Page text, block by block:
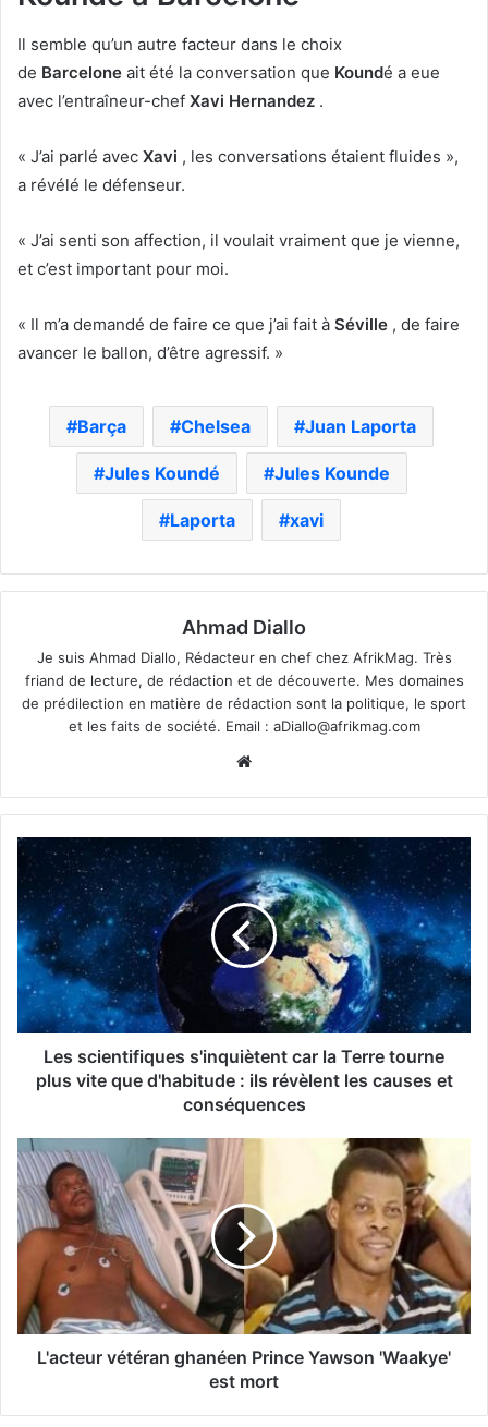
Il semble qu’un autre facteur dans le choix
de Barcelone ait été la conversation que Koundé a eue
avec l’entraîneur-chef Xavi Hernandez .
« J’ai parlé avec Xavi , les conversations étaient fluides »,
a révélé le défenseur.
« J’ai senti son affection, il voulait vraiment que je vienne,
et c’est important pour moi.
« Il m’a demandé de faire ce que j’ai fait à Séville , de faire
avancer le ballon, d’être agressif. »
Barça Chelsea Juan Laporta
Jules Koundé Jules Kounde
Laporta xavi
Ahmad Diallo
Je suis Ahmad Diallo, Rédacteur en chef chez AfrikMag. Très
friand de lecture, de rédaction et de découverte. Mes domaines
de prédilection en matière de rédaction sont la politique, le sport
et les faits de société. Email : aDiallo@afrikmag.com
Les scientifiques s'inquiètent car la Terre tourne
plus vite que d'habitude : ils révèlent les causes et
conséquences
L'acteur vétéran ghanéen Prince Yawson 'Waakye'
est mort